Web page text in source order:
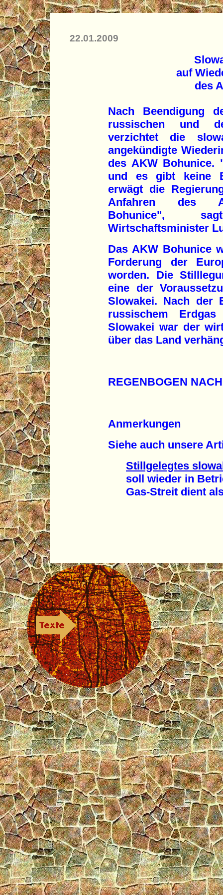
22.01.2009
auf
des
Nach Beendigung
russischen und
verzichtet die
angekündigte
des AKW Bohunice.
und es gibt keine
erwägt die
Anfahren des
Bohunice",
Wirtschaftsminister
Das AKW Bohunice
Forderung der
worden. Die
eine der
Slowakei. Nach der
russischem
Slowakei war der
über das Land
REGENBOGEN
Anmerkungen
Siehe auch unsere
Stillgelegtes
soll wieder in
Gas-Streit dient als